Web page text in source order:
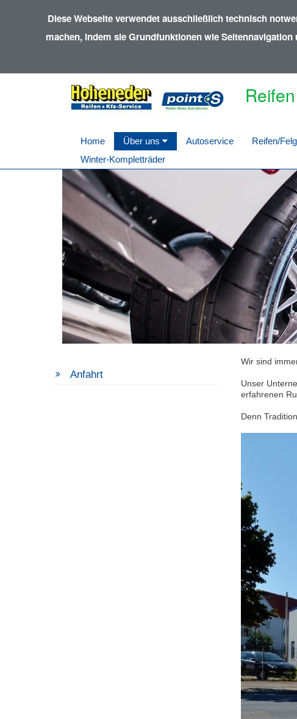
Diese Webseite verwendet ausschließlich technisch
machen, indem sie Grundfunktionen wie
Home Über uns Autoservice Reifen/
Winter-Kompletträder
Anfahrt
Wir sind
Unser
erfahrenen
Denn